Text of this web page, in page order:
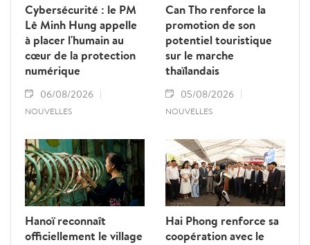
barrières techniques.
Cybersécurité : le PM
Lê Minh Hung appelle
à placer l'humain au
cœur de la protection
numérique
06/08/2026
NOUVELLES
Can Tho renforce la
promotion de son
potentiel touristique
sur le marche
thaïlandais
05/08/2026
NOUVELLES
Hanoï reconnaît
officiellement le village
Hai Phong renforce sa
coopération avec le